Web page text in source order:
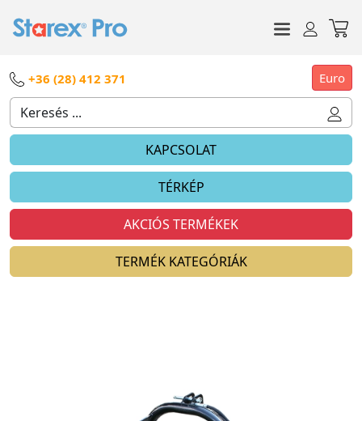
+36 (28) 412 371 Euro
KAPCSOLAT
TÉRKÉP
AKCIÓS TERMÉKEK
TERMÉK KATEGÓRIÁK